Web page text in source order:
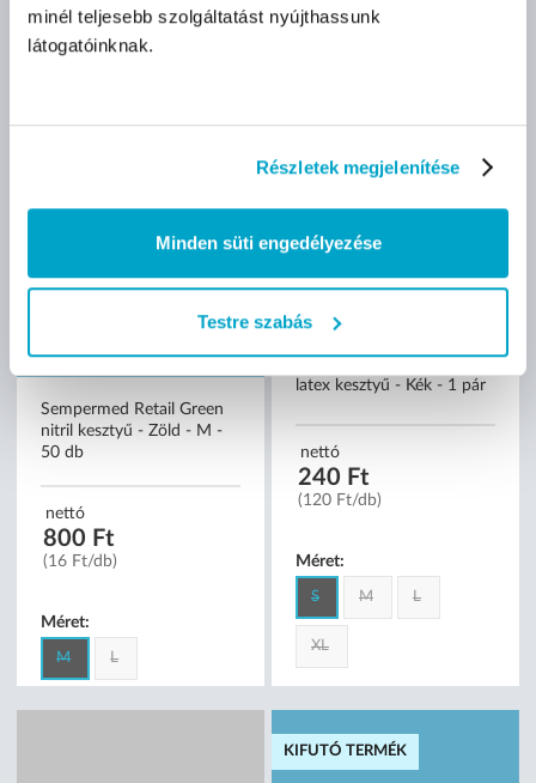
minél teljesebb szolgáltatást nyújthassunk
látogatóinknak.
Részletek megjelenítése
Minden süti engedélyezése
Testre szabás
S M
Sempermed Retail Green
nettó
(16 Ft/db)
Méret:
M L
Sempertip munkavédelmi
latex kesztyű - Kék - 1 pár
240 Ft
(120 Ft/db)
Méret:
S M L
XL